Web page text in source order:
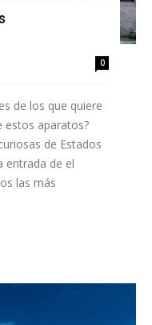
0
de los que quiere
estos aparatos?
de Estados
entrada de el
las más